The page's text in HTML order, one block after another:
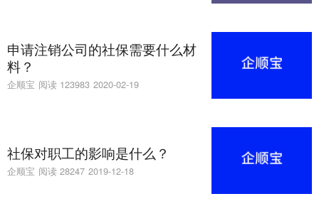
申请注销公司的社保需要什么材
料？
企顺宝 阅读 123983 2020-02-19
社保对职工的影响是什么？
企顺宝 阅读 28247 2019-12-18